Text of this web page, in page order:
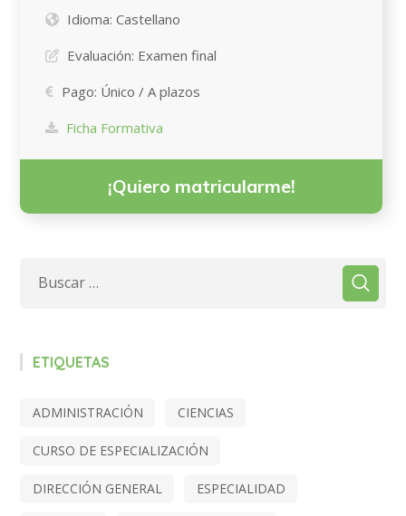
Idioma: Castellano
Evaluación: Examen final
Pago: Único / A plazos
Ficha Formativa
¡Quiero matricularme!
ETIQUETAS
ADMINISTRACIÓN CIENCIAS
CURSO DE ESPECIALIZACIÓN
DIRECCIÓN GENERAL ESPECIALIDAD